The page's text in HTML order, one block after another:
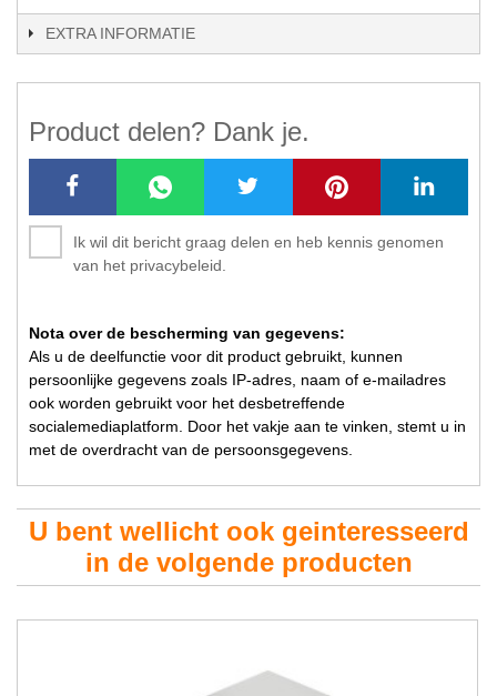
EXTRA INFORMATIE
Product delen? Dank je.
Ik wil dit bericht graag delen en heb kennis genomen
van het privacybeleid.
Nota over de bescherming van gegevens:
Als u de deelfunctie voor dit product gebruikt, kunnen
persoonlijke gegevens zoals IP-adres, naam of e-mailadres
ook worden gebruikt voor het desbetreffende
socialemediaplatform. Door het vakje aan te vinken, stemt u in
met de overdracht van de persoonsgegevens.
U bent wellicht ook geinteresseerd
in de volgende producten